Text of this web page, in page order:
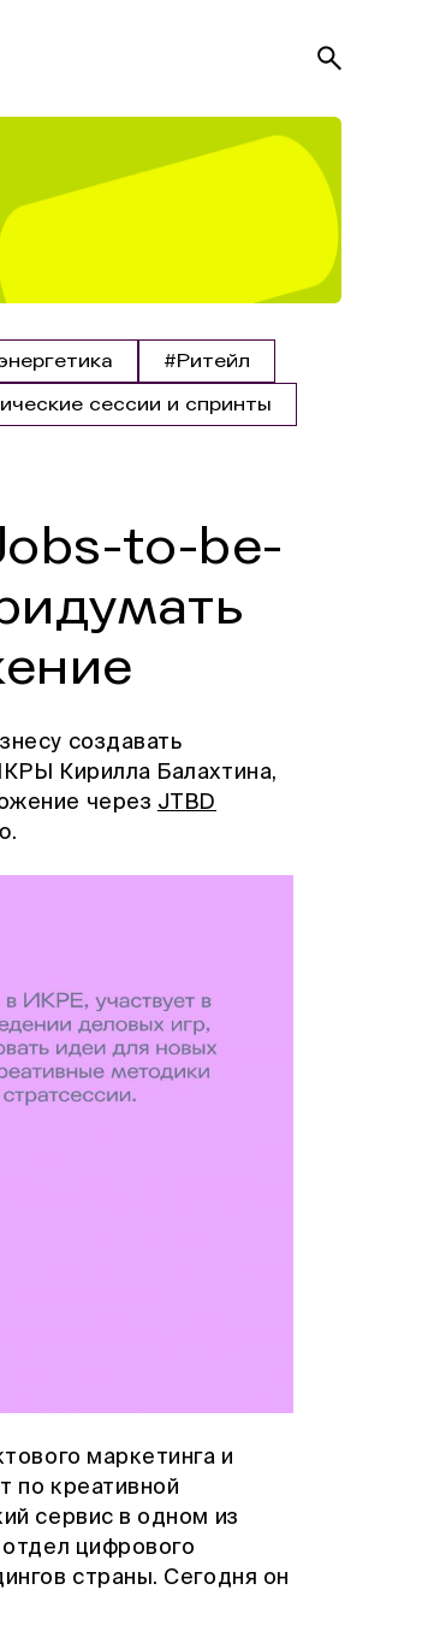
#Ритейл
сессии и спринты
to-be-
создавать
Кирилла Балахтина,
через JTBD
маркетинга и
по креативной
сервис в одном из
цифрового
страны. Сегодня он